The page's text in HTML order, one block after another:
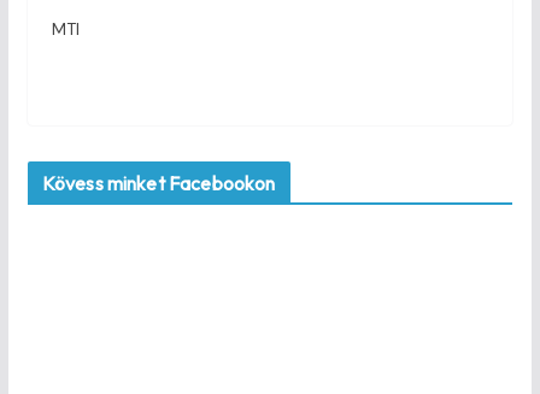
MTI
Kövess minket Facebookon